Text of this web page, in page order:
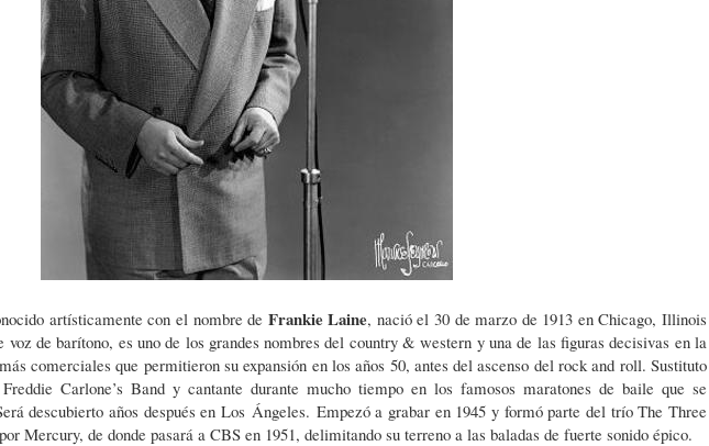
artísticamente con el nombre de Frankie Laine, nació el 30 de marzo de 1913 en Chicago, Illinois
voz de barítono, es uno de los grandes nombres del country & western y una de las figuras decisivas en la
comerciales que permitieron su expansión en los años 50, antes del ascenso del rock and roll. Sustituto
Carlone’s Band y cantante durante mucho tiempo en los famosos maratones de baile que se
descubierto años después en Los Ángeles. Empezó a grabar en 1945 y formó parte del trío The Three
Mercury, de donde pasará a CBS en 1951, delimitando su terreno a las baladas de fuerte sonido épico.